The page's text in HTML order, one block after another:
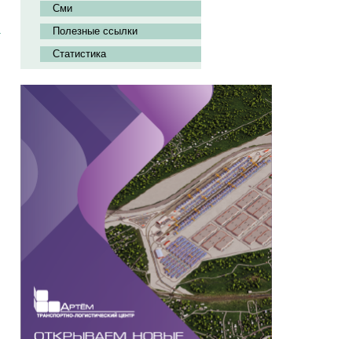
Сми
Полезные ссылки
Статистика